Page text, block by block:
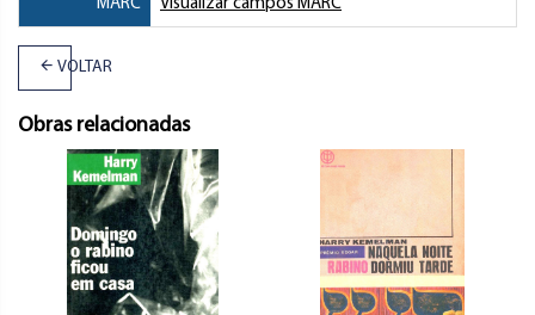
MARC Visualizar campos MARC
VOLTAR
Obras relacionadas